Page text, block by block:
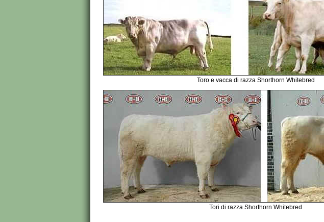
Toro e vacca di razza Shorthorn Whitebred
Tori di razza Shorthorn Whitebred